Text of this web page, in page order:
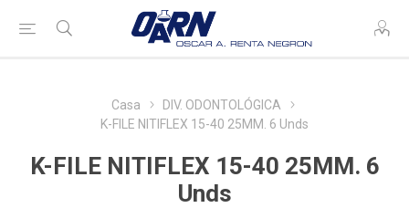
Casa
DIV. ODONTOLÓGICA
K-FILE NITIFLEX 15-40 25MM. 6 Unds
K-FILE NITIFLEX 15-40 25MM. 6
Unds